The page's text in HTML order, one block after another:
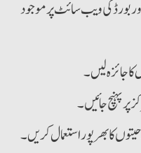
بورڈ کی ویب سائٹ پر موجود
جائزہ لیں۔
پہنچ جائیں۔
کا بھرپور استعمال کریں۔